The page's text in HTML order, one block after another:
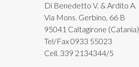
Di Benedetto V. & Ardito A.
Via Mons. Gerbino, 66 B
95041 Caltagirone (Catania)
Tel/Fax 0933 55023
Cell. 339 2134344/5